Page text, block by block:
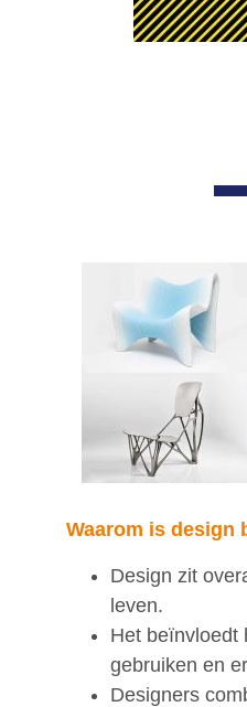
Waarom is design
Design zit
leven.
Het beïnvloedt
gebruiken en
Designers